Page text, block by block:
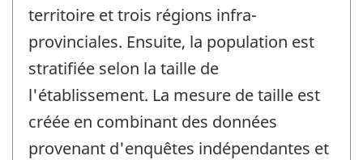
territoire et trois régions infra-
provinciales. Ensuite, la population est
stratifiée selon la taille de
l'établissement. La mesure de taille est
créée en combinant des données
provenant d'enquêtes indépendantes et